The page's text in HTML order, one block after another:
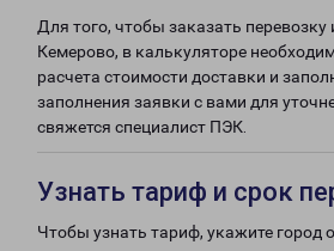
Для того, чтобы заказать перевозку
Кемерово, в калькуляторе
расчета стоимости доставки и
заполнения заявки с вами для
свяжется специалист ПЭК.
Узнать тариф и срок
Чтобы узнать тариф, укажите город